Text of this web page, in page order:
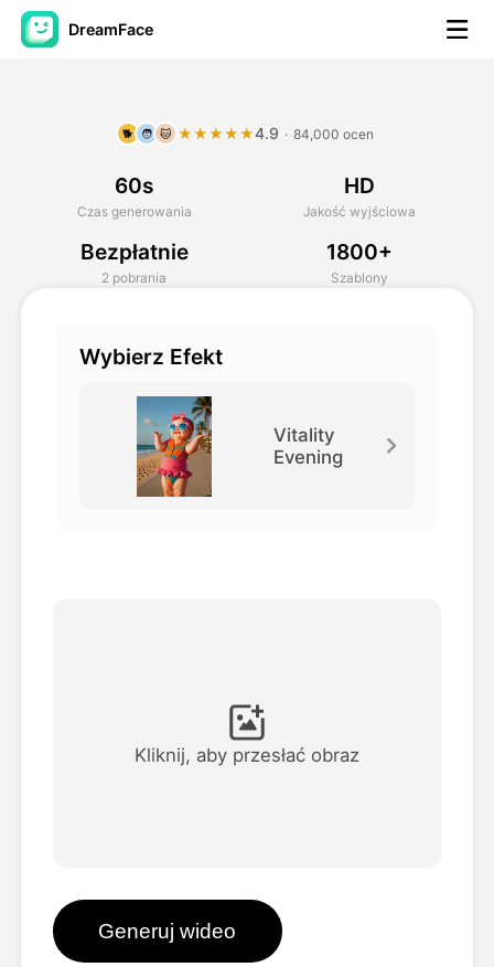
DreamFace
Avatar Video
AI Video
Zdjęcie
Zobacz wszystkie szablony
Blog
🐕 🧑 🐱 ★★★★★4.9 · 84,000 ocen
60s
Czas generowania
HD
Jakość wyjściowa
Bezpłatnie
2 pobrania
1800+
Szablony
Wybierz Efekt
Vitality
Evening
Kliknij, aby przesłać obraz
Generuj wideo